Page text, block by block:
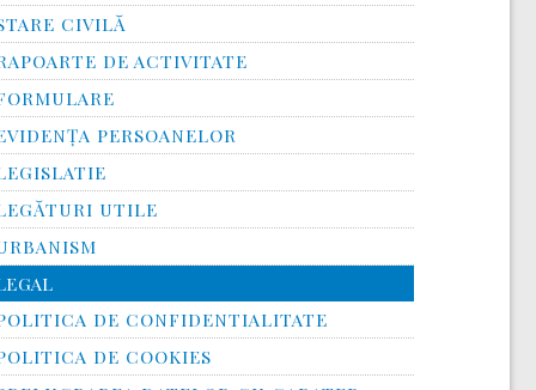
CIVILĂ
DE ACTIVITATE
PERSOANELOR
UTILE
DE CONFIDENTIALITATE
DE COOKIES